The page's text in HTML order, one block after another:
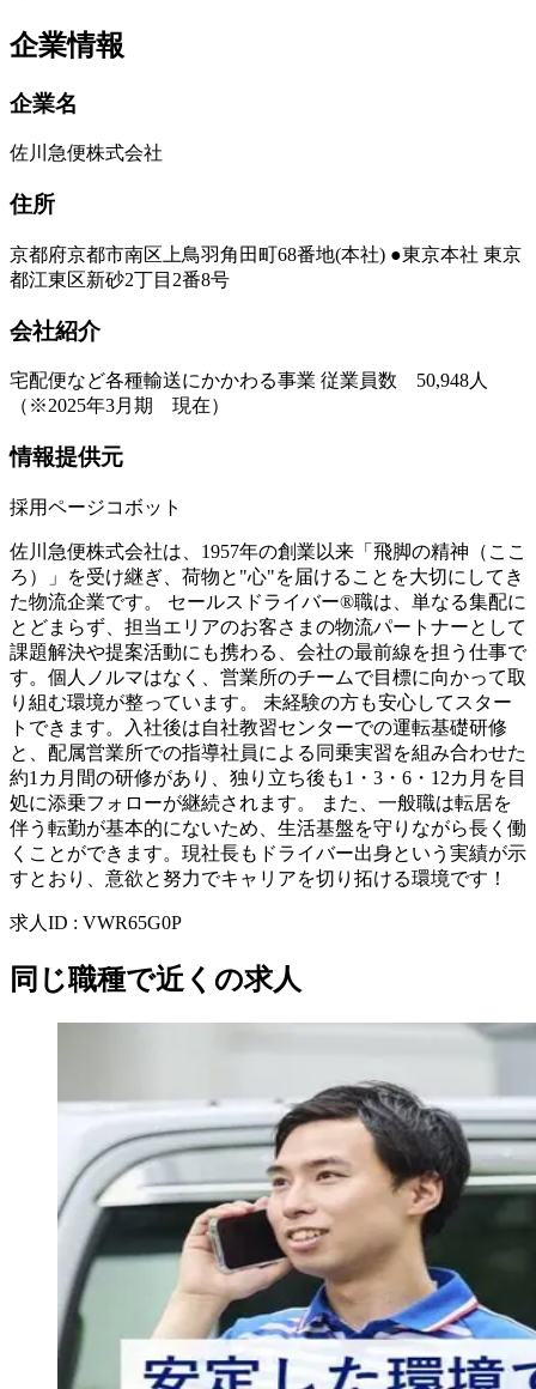
企業情報
企業名
佐川急便株式会社
住所
京都府京都市南区上鳥羽角田町68番地(本社) ●東京本社 東京
都江東区新砂2丁目2番8号
会社紹介
宅配便など各種輸送にかかわる事業 従業員数 50,948人
（※2025年3月期 現在）
情報提供元
採用ページコボット
佐川急便株式会社は、1957年の創業以来「飛脚の精神（ここ
ろ）」を受け継ぎ、荷物と"心"を届けることを大切にしてき
た物流企業です。 セールスドライバー®職は、単なる集配に
とどまらず、担当エリアのお客さまの物流パートナーとして
課題解決や提案活動にも携わる、会社の最前線を担う仕事で
す。個人ノルマはなく、営業所のチームで目標に向かって取
り組む環境が整っています。 未経験の方も安心してスター
トできます。入社後は自社教習センターでの運転基礎研修
と、配属営業所での指導社員による同乗実習を組み合わせた
約1カ月間の研修があり、独り立ち後も1・3・6・12カ月を目
処に添乗フォローが継続されます。 また、一般職は転居を
伴う転勤が基本的にないため、生活基盤を守りながら長く働
くことができます。現社長もドライバー出身という実績が示
すとおり、意欲と努力でキャリアを切り拓ける環境です！
求人ID : VWR65G0P
同じ職種で近くの求人